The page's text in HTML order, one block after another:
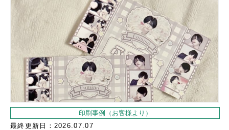
印刷事例（お客様より）
最終更新日：2026.07.07